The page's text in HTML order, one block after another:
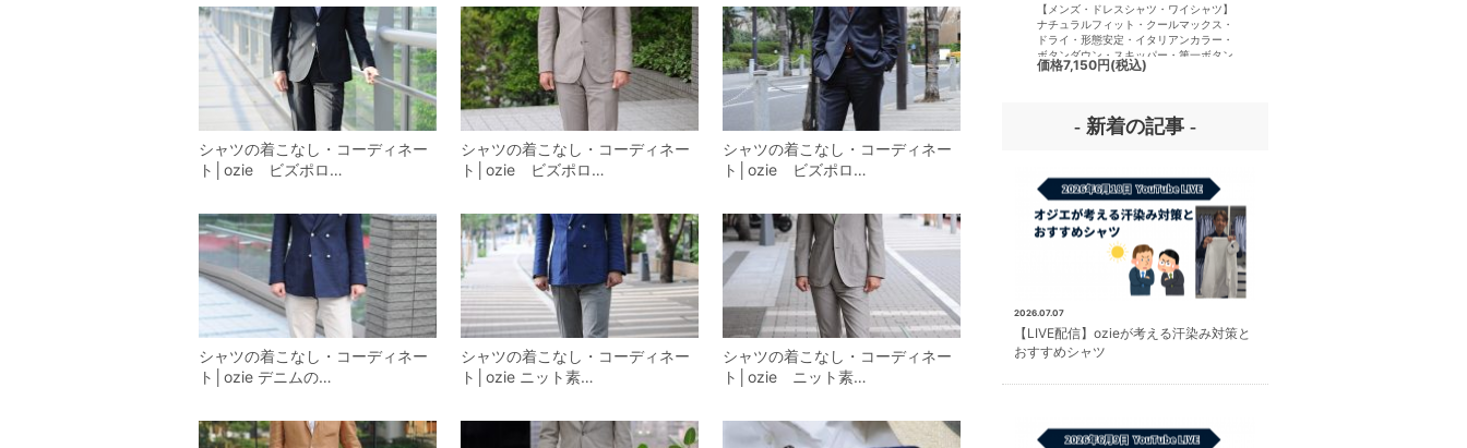
シャツの着こなし・コーディネー
ト│ozie ビズポロ…
シャツの着こなし・コーディネー
ト│ozie ビズポロ…
シャツの着こなし・コーディネー
ト│ozie ビズポロ…
シャツの着こなし・コーディネー
ト│ozie デニムの…
シャツの着こなし・コーディネー
ト│ozie ニット素…
シャツの着こなし・コーディネー
ト│ozie ニット素…
【メンズ・ドレスシャツ・ワイシャツ】
ナチュラルフィット・プレミアムコット
ン・形態安定・オックスフォード・比翼
仕立て・ドゥエボットーニ・ワイドカラ
ー・ダブルカフス・ポケット無し
価格8,800円 (税込)
【メンズ・ドレスシャツ・ワイシャツ】
ナチュラルフィット・クールマックス・
ドライ・形態安定・イタリアンカラー・
ボタンダウン・スキッパー・第一ボタン
無し
価格7,150円(税込)
- 新着の記事 -
2026.07.07
【LIVE配信】ozieが考える汗染み対策と
おすすめシャツ